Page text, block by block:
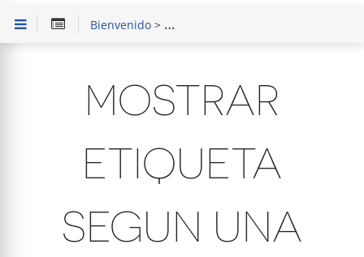
Bienvenido> Solución de Problemas
MOSTRAR
ETIQUETA
SEGUN UNA